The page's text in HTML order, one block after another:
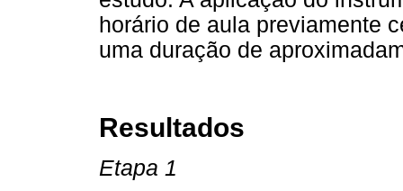
horário de aula previamente
uma duração de
Resultados
Etapa 1